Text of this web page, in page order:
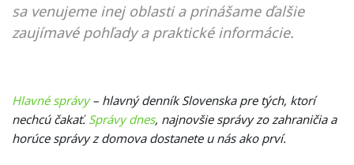
sa venujeme inej oblasti a prinášame ďalšie
zaujímavé pohľady a praktické informácie.
Hlavné správy– hlavný denník Slovenska pre tých, ktorí
nechcú čakať. Správy dnes, najnovšie správy zo zahraničia a
horúce správy z domova dostanete u nás ako prví.